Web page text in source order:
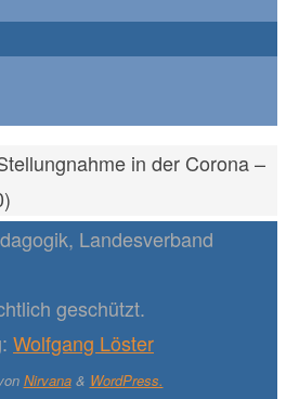
in der Corona –
Landesverband
geschützt.
Wolfgang Löster
Nirvana& WordPress.